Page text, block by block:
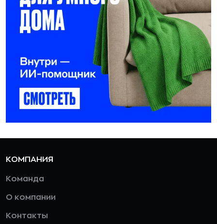
КОМПАНИЯ
Команда
О компании
Контакты